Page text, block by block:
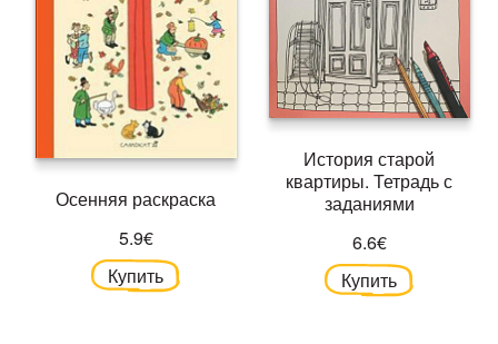
История старой
квартиры. Тетрадь с
заданиями
6.6€
Купить
Осенняя раскраска
5.9€
Купить